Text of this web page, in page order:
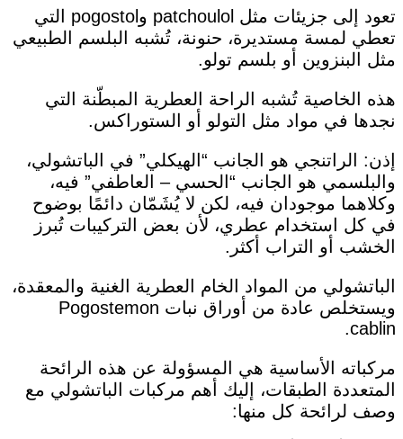
تعود إلى جزيئات مثل patchoulol وpogostol التي
تعطي لمسة مستديرة، حنونة، تُشبه البلسم الطبيعي
مثل البنزوين أو بلسم تولو.
هذه الخاصية تُشبه الراحة العطرية المبطّنة التي
نجدها في مواد مثل التولو أو الستوراكس.
إذن: الراتنجي هو الجانب “الهيكلي” في الباتشولي،
والبلسمي هو الجانب “الحسي – العاطفي” فيه،
وكلاهما موجودان فيه، لكن لا يُشَمّان دائمًا بوضوح
في كل استخدام عطري، لأن بعض التركيبات تُبرز
الخشب أو التراب أكثر.
الباتشولي من المواد الخام العطرية الغنية والمعقدة،
ويستخلص عادة من أوراق نبات Pogostemon
cablin.
مركباته الأساسية هي المسؤولة عن هذه الرائحة
المتعددة الطبقات، إليك أهم مركبات الباتشولي مع
وصف لرائحة كل منها: